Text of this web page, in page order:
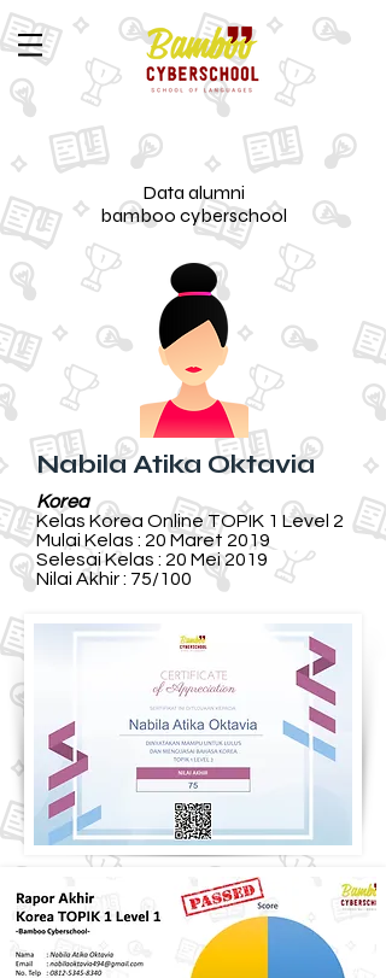
Data alumni
bamboo cyberschool
Nabila Atika Oktavia
Korea
Kelas Korea Online TOPIK 1 Level 2
Mulai Kelas : 20 Maret 2019
Selesai Kelas : 20 Mei 2019
Nilai Akhir : 75/100